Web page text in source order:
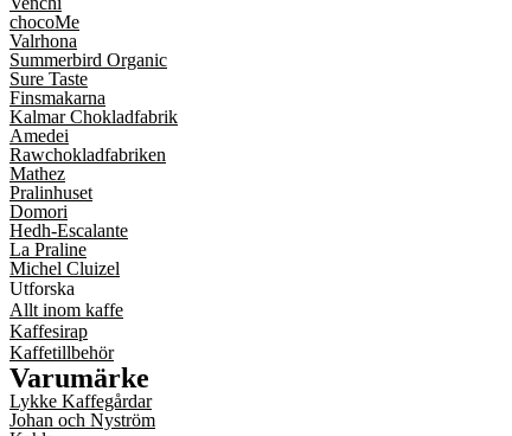
chocoMe
Valrhona
Summerbird Organic
Sure Taste
Finsmakarna
Kalmar Chokladfabrik
Amedei
Rawchokladfabriken
Mathez
Pralinhuset
Domori
Hedh-Escalante
La Praline
Michel Cluizel
Utforska
Allt inom kaffe
Kaffesirap
Kaffetillbehör
Varumärke
Lykke Kaffegårdar
Johan och Nyström